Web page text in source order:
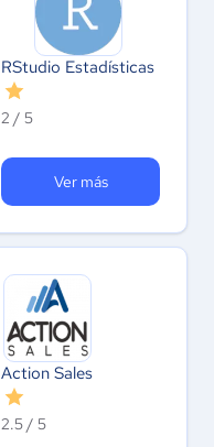
RStudio Estadísticas
2 / 5
Ver más
Action Sales
2.5 / 5